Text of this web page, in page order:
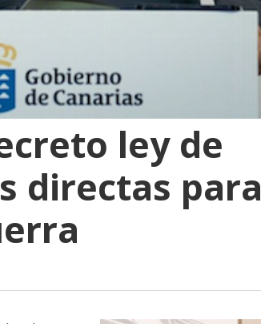
ley de
directas para